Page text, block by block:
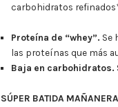
carbohidratos refinados
Proteína de “whey”. Se
las proteínas que más
Baja en carbohidratos.
SÚPER BATIDA